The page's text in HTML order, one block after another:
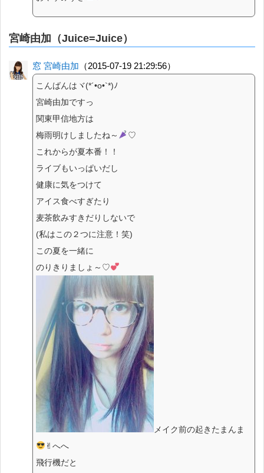
宮崎由加（Juice=Juice）
窓 宮崎由加 （2015-07-19 21:29:56）
こんばんはヾ(*´•o•`*)ﾉ
宮崎由加ですっ
関東甲信地方は
梅雨明けしましたね～
♡
これからが夏本番！！
ライブもいっぱいだし
健康に気をつけて
アイス食べすぎたり
麦茶飲みすきだりしないで
(私はこの２つに注意！笑)
この夏を一緒に
のりきりましょ～♡
メイク前の起きたまんま
✌︎へへ
飛行機だと